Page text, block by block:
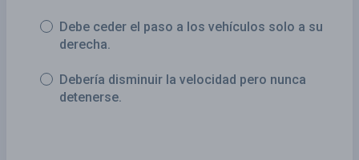
Debe ceder el paso a los vehículos solo a su
derecha.
Debería disminuir la velocidad pero nunca
detenerse.